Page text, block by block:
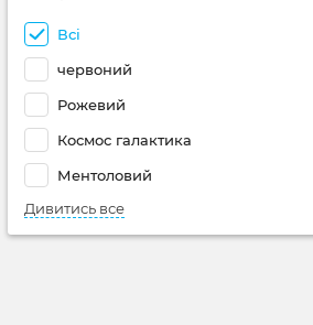
Всі
червоний
Рожевий
Космос галактика
Ментоловий
Дивитись все